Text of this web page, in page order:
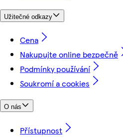
Užitečné odkazy
Cena
Nakupujte online bezpečně
Podmínky používání
Soukromí a cookies
O nás
Přístupnost